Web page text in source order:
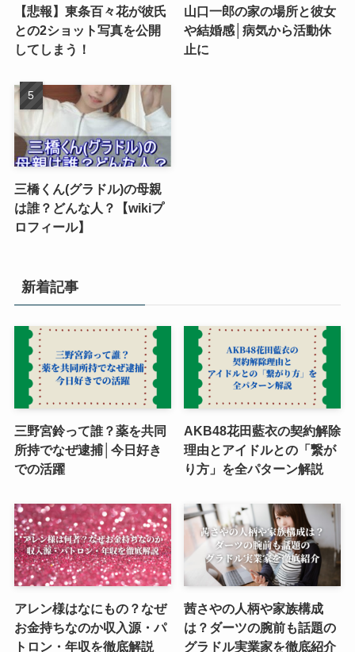
【悲報】東条百々花が彼氏
との2ショット写真を公開
してしまう！
山口一郎の家の場所と彼女
や結婚感│病気から活動休
止に
三橋くん(グラドル)の母親
は誰？どんな人？【wikiプ
ロフィール】
新着記事
三野宮鈴って誰？薬を共同
所持でなぜ逮捕│今日好き
での活躍
AKB48花田藍衣の契約解除
理由とアイドルとの「繋が
り方」を全パターン解説
アレン様はなにもの？なぜ
お金持ちなのか収入源・パ
トロン・年収を徹底解説
茜さやの人柄や家族構成
は？ダーツの腕前も話題の
グラドル実業家を徹底紹介